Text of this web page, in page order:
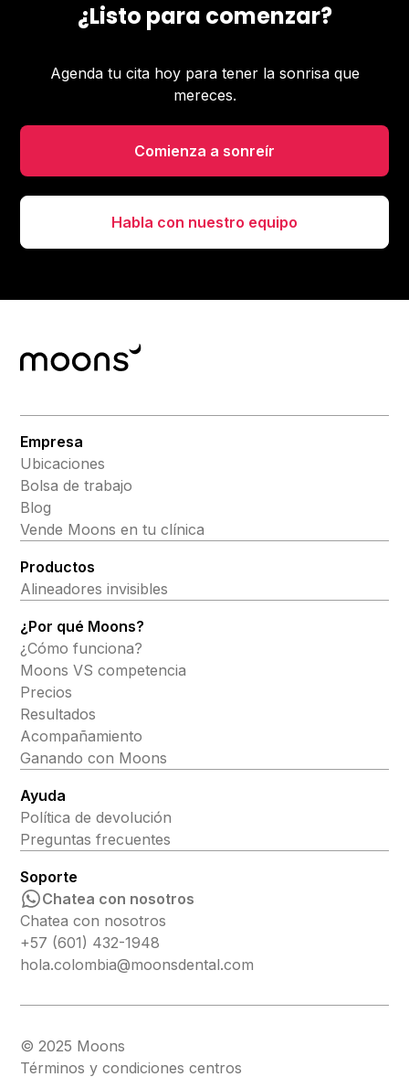
¿Listo para comenzar?
Agenda tu cita hoy para tener la sonrisa que
mereces.
Comienza a sonreír
Habla con nuestro equipo
Empresa
Ubicaciones
Bolsa de trabajo
Blog
Vende Moons en tu clínica
Productos
Alineadores invisibles
¿Por qué Moons?
¿Cómo funciona?
Moons VS competencia
Precios
Resultados
Acompañamiento
Ganando con Moons
Ayuda
Política de devolución
Preguntas frecuentes
Soporte
Chatea con nosotros
Chatea con nosotros
+57 (601) 432-1948
hola.colombia@moonsdental.com
© 2025 Moons
Términos y condiciones centros